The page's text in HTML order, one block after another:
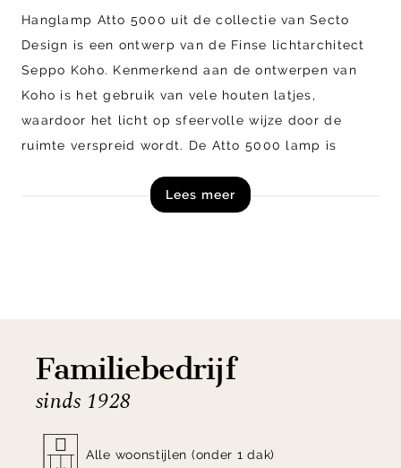
Hanglamp Atto 5000 uit de collectie van Secto
Design is een ontwerp van de Finse lichtarchitect
Seppo Koho. Kenmerkend aan de ontwerpen van
Koho is het gebruik van vele houten latjes,
waardoor het licht op sfeervolle wijze door de
ruimte verspreid wordt. De Atto 5000 lamp is
wordt met de hand gemaakt van PEFC
naar wens in hoogte te verstellen. De lamp wordt
geleverd metwitte
verkrijgbare dimmer is Atto 5000 dimbaar, om
Lees meer
Familiebedrijf
sinds 1928
Alle woonstijlen (onder 1 dak)